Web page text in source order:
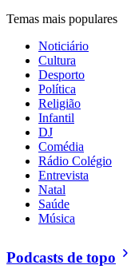
Temas mais populares
Noticiário
Cultura
Desporto
Política
Religião
Infantil
DJ
Comédia
Rádio Colégio
Entrevista
Natal
Saúde
Música
Podcasts de topo